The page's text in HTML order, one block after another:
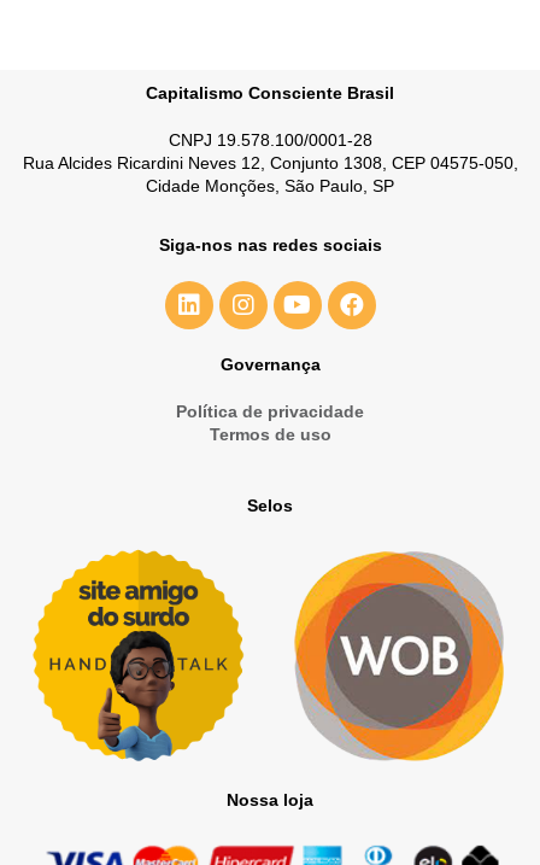
Capitalismo Consciente Brasil
CNPJ 19.578.100/0001-28
Rua Alcides Ricardini Neves 12, Conjunto 1308, CEP 04575-050,
Cidade Monções, São Paulo, SP
Siga-nos nas redes sociais
Governança
Política de privacidade
Termos de uso
Selos
Nossa loja